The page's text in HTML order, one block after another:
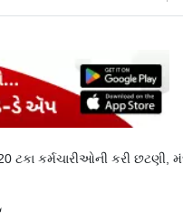
ટકા કર્મચારીઓની કરી છટણી,